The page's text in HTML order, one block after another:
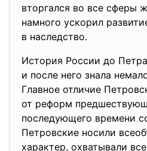
вторгался во все сферы
намного ускорил
в наследство.
История России до
и после него знала
Главное отличие
от реформ
последующего времени
Петровские носили
характер, охватывали